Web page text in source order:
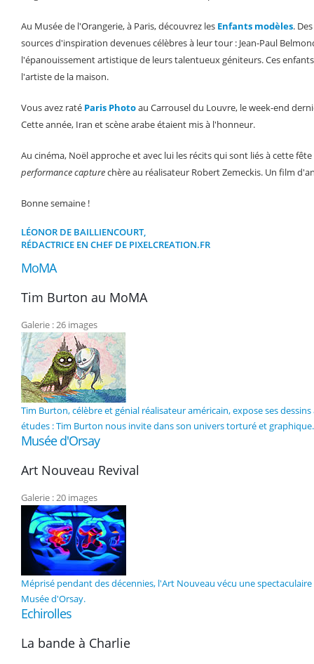
Au Musée de l'Orangerie, à Paris, découvrez les Enfants modèles.
sources d'inspiration devenues célèbres à leur tour : Jean-Paul
l'épanouissement artistique de leurs talentueux géniteurs. Ces
l'artiste de la maison.
Vous avez raté Paris Photoau Carrousel du Louvre, le week-end
Cette année, Iran et scène arabe étaient mis à l'honneur.
Au cinéma, Noël approche et avec lui les récits qui sont liés à cette
performance capturechère au réalisateur Robert Zemeckis. Un film
Bonne semaine !
LÉONOR DE BAILLIENCOURT,
RÉDACTRICE EN CHEF DE PIXELCREATION.FR
MoMA
Tim Burton au MoMA
Galerie : 26 images
Tim Burton, célèbre et génial réalisateur américain, expose ses
études : Tim Burton nous invite dans son univers torturé et graphique.
Musée d'Orsay
Art Nouveau Revival
Galerie : 20 images
Méprisé pendant des décennies, l'Art Nouveau vécu une
Musée d'Orsay.
Echirolles
La bande à Charlie